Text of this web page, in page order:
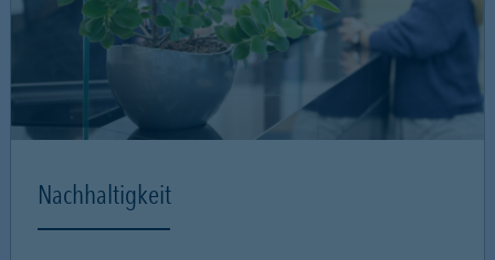
Nachhaltigkeit